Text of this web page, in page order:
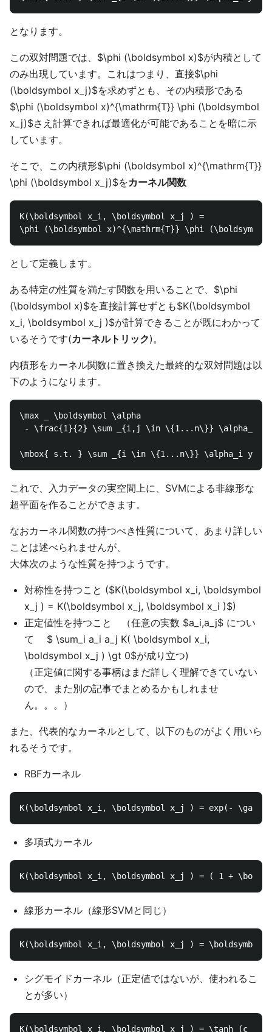
となります。
この双対問題では、$\phi (\boldsymbol x)$が内積として
のみ出現しています。これはつまり、直接$\phi
(\boldsymbol x_j)$を求めずとも、その内積形である
$\phi (\boldsymbol x)^{\mathrm{T}} \phi (\boldsymbol
x_j)$さえ計算できれば最適化が可能であることを暗に示
しています。
そこで、この内積形$\phi (\boldsymbol x)^{\mathrm{T}}
\phi (\boldsymbol x_j)$をカーネル関数
K(\boldsymbol x_i, \boldsymbol x_j ) =
として定義します。
ある特定の性質を満たす関数を用いることで、$\phi
(\boldsymbol x)$を直接計算せずとも$K(\boldsymbol
x_i, \boldsymbol x_j )$が計算できることが既にわかって
いるそうです(カーネルトリック)。
内積形をカーネル関数に置き換えた最終的な双対問題は以
下のようになります。
\max _ \boldsymbol \alpha
- \frac{1}{2} \sum _{i,j \in \{1...n\}} \alpha_i
これで、入力データの実空間上に、SVMによる非線形な
超平面を作ることができます。
なおカーネル関数の持つべき性質について、あまり詳しい
ことは述べられませんが、
大体次のような性質を持つようです。
対称性を持つこと ($K(\boldsymbol x_i, \boldsymbol
x_j ) = K(\boldsymbol x_j, \boldsymbol x_i )$)
正定値性を持つこと （任意の実数 $a_i,a_j$ につい
て $ \sum_i a_i a_j K( \boldsymbol x_i,
\boldsymbol x_j ) \gt 0$が成り立つ)
（正定値に関する事柄はまだ詳しく理解できていない
ので、また別の記事でまとめるかもしれませ
ん。。。）
また、代表的なカーネルとして、以下のものがよく用いら
れるそうです。
RBFカーネル
多項式カーネル
線形カーネル（線形SVMと同じ）
シグモイドカーネル（正定値ではないが、使われるこ
とが多い）